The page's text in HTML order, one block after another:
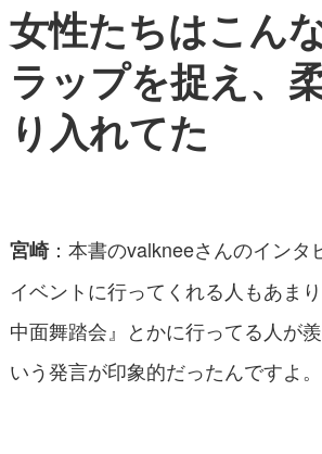
女性たちはこん
ラップを捉え、
り入れてた
宮崎：本書のvalkneeさんのインタ
イベントに行ってくれる人もあま
中面舞踏会』とかに行ってる人が
いう発言が印象的だったんですよ。